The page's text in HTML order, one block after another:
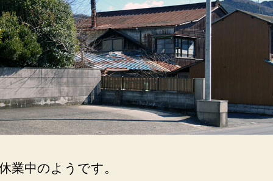
る
道
路
沿
い。
定
休
日
の
貼
業中のようです。